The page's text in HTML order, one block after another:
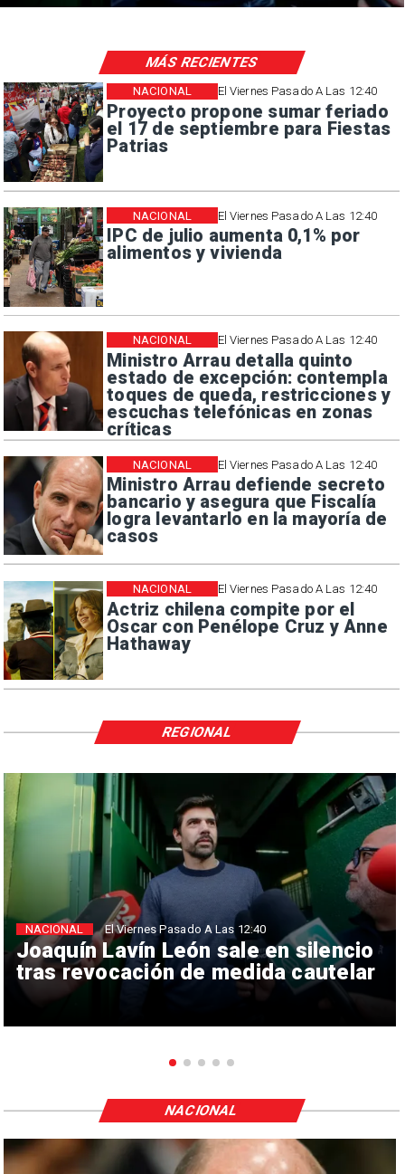
El Viernes Pasado A Las 12:40
Proyecto propone sumar feriado
el 17 de septiembre para Fiestas
Patrias
NACIONAL
El Viernes Pasado A Las 12:40
IPC de julio aumenta 0,1% por
alimentos y vivienda
NACIONAL
El Viernes Pasado A Las 12:40
Ministro Arrau detalla quinto
estado de excepción: contempla
toques de queda, restricciones y
escuchas telefónicas en zonas
críticas
NACIONAL
El Viernes Pasado A Las 12:40
Ministro Arrau defiende secreto
bancario y asegura que Fiscalía
logra levantarlo en la mayoría de
casos
NACIONAL
El Viernes Pasado A Las 12:40
Actriz chilena compite por el
Oscar con Penélope Cruz y Anne
Hathaway
NACIONAL
MÁS RECIENTES
Joaquín Lavín León sale en silencio
tras revocación de medida cautelar
NACIONAL El Viernes Pasado A Las 12:40
REGIONAL
NACIONAL